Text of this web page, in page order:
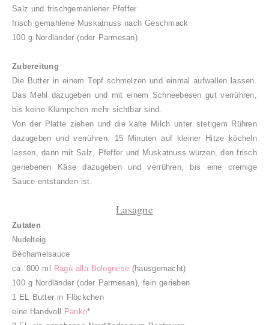
Salz und frischgemahlener Pfeffer
frisch gemahlene Muskatnuss nach Geschmack
100 g Nordländer (oder Parmesan)
Zubereitung
Die Butter in einem Topf schmelzen und einmal aufwallen lassen.
Das Mehl dazugeben und mit einem Schneebesen gut verrühren,
bis keine Klümpchen mehr sichtbar sind.
Von der Platte ziehen und die kalte Milch unter stetigem Rühren
dazugeben und verrühren. 15 Minuten auf kleiner Hitze köcheln
lassen, dann mit Salz, Pfeffer und Muskatnuss würzen, den frisch
geriebenen Käse dazugeben und verrühren, bis eine cremige
Sauce entstanden ist.
Lasagne
Zutaten
Nudelteig
Béchamelsauce
ca. 800 ml
Ragù alla Bolognese (hausgemacht)
100 g Nordländer (oder Parmesan), fein gerieben
1 EL Butter in Flöckchen
eine Handvoll
Panko*